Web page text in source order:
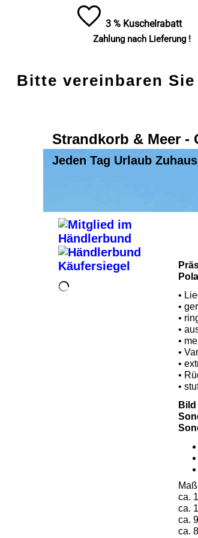
3 % Kuschelrabatt
Zahlung nach Lieferung !
Bitte vereinbaren
Strandkorb & Meer -
Jeden Tag Urlaub
•
•
•
•
•
•
•
•
•
ca.
ca.
ca.
ca.